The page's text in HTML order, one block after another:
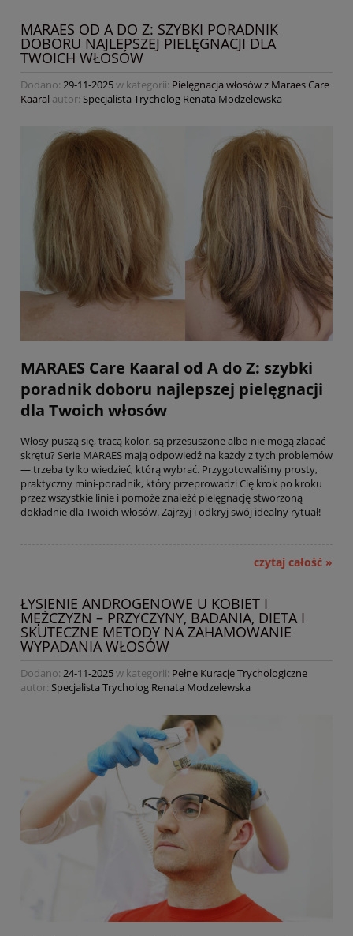
MARAES OD A DO Z: SZYBKI PORADNIK
DOBORU NAJLEPSZEJ PIELĘGNACJI DLA
TWOICH WŁOSÓW
Dodano: 29-11-2025w kategorii: Pielęgnacja włosów z Maraes Care
Kaaral autor: Specjalista Trycholog Renata Modzelewska
MARAES Care Kaaral od A do Z: szybki
poradnik doboru najlepszej pielęgnacji
dla Twoich włosów
Włosy puszą się, tracą kolor, są przesuszone albo nie mogą złapać
skrętu? Serie MARAES mają odpowiedź na każdy z tych problemów
— trzeba tylko wiedzieć, którą wybrać. Przygotowaliśmy prosty,
praktyczny mini-poradnik, który przeprowadzi Cię krok po kroku
przez wszystkie linie i pomoże znaleźć pielęgnację stworzoną
dokładnie dla Twoich włosów. Zajrzyj i odkryj swój idealny rytuał!
czytaj całość »
ŁYSIENIE ANDROGENOWE U KOBIET I
MĘŻCZYZN – PRZYCZYNY, BADANIA, DIETA I
SKUTECZNE METODY NA ZAHAMOWANIE
WYPADANIA WŁOSÓW
Dodano: 24-11-2025w kategorii: Pełne Kuracje Trychologiczne
autor: Specjalista Trycholog Renata Modzelewska